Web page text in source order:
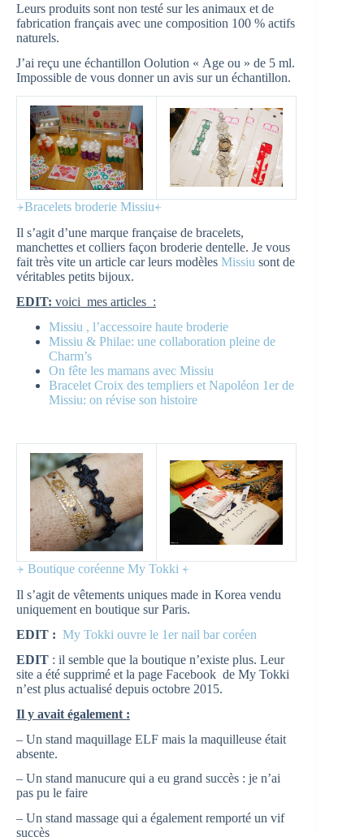
Leurs produits sont non testé sur les animaux et de
fabrication français avec une composition 100 % actifs
naturels.
J’ai reçu une échantillon Oolution « Age ou » de 5 ml.
Impossible de vous donner un avis sur un échantillon.
⍆Bracelets broderie Missiu⍅
Il s’agit d’une marque française de bracelets,
manchettes et colliers façon broderie dentelle. Je vous
fait très vite un article car leurs modèles Missiu sont de
véritables petits bijoux.
EDIT: voici mes articles :
Missiu , l’accessoire haute broderie
Missiu & Philae: une collaboration pleine de
Charm’s
On fête les mamans avec Missiu
Bracelet Croix des templiers et Napoléon 1er de
Missiu: on révise son histoire
⍆ Boutique coréenne My Tokki ⍅
Il s’agit de vêtements uniques made in Korea vendu
uniquement en boutique sur Paris.
EDIT : My Tokki ouvre le 1er nail bar coréen
EDIT : il semble que la boutique n’existe plus. Leur
site a été supprimé et la page Facebook de My Tokki
n’est plus actualisé depuis octobre 2015.
Il y avait également :
– Un stand maquillage ELF mais la maquilleuse était
absente.
– Un stand manucure qui a eu grand succès : je n’ai
pas pu le faire
– Un stand massage qui a également remporté un vif
succès